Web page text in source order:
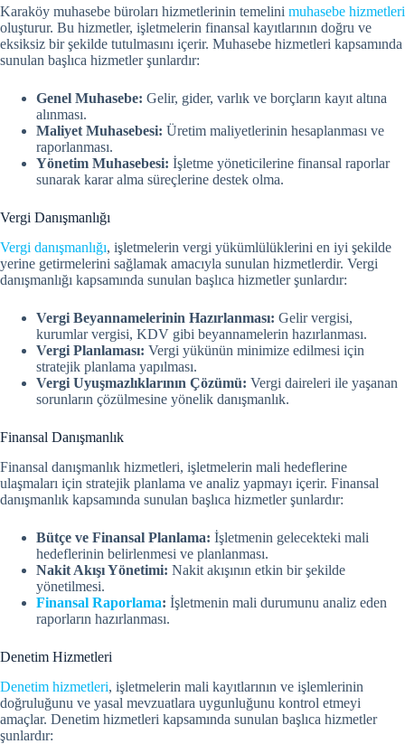
Karaköy muhasebe büroları hizmetlerinin temelini muhasebe hizmetleri
oluşturur. Bu hizmetler, işletmelerin finansal kayıtlarının doğru ve
eksiksiz bir şekilde tutulmasını içerir. Muhasebe hizmetleri kapsamında
sunulan başlıca hizmetler şunlardır:
Genel Muhasebe: Gelir, gider, varlık ve borçların kayıt altına
alınması.
Maliyet Muhasebesi: Üretim maliyetlerinin hesaplanması ve
raporlanması.
Yönetim Muhasebesi: İşletme yöneticilerine finansal raporlar
sunarak karar alma süreçlerine destek olma.
Vergi Danışmanlığı
Vergi danışmanlığı, işletmelerin vergi yükümlülüklerini en iyi şekilde
yerine getirmelerini sağlamak amacıyla sunulan hizmetlerdir. Vergi
danışmanlığı kapsamında sunulan başlıca hizmetler şunlardır:
Vergi Beyannamelerinin Hazırlanması: Gelir vergisi,
kurumlar vergisi, KDV gibi beyannamelerin hazırlanması.
Vergi Planlaması: Vergi yükünün minimize edilmesi için
stratejik planlama yapılması.
Vergi Uyuşmazlıklarının Çözümü: Vergi daireleri ile yaşanan
sorunların çözülmesine yönelik danışmanlık.
Finansal Danışmanlık
Finansal danışmanlık hizmetleri, işletmelerin mali hedeflerine
ulaşmaları için stratejik planlama ve analiz yapmayı içerir. Finansal
danışmanlık kapsamında sunulan başlıca hizmetler şunlardır:
Bütçe ve Finansal Planlama: İşletmenin gelecekteki mali
hedeflerinin belirlenmesi ve planlanması.
Nakit Akışı Yönetimi: Nakit akışının etkin bir şekilde
yönetilmesi.
Finansal Raporlama: İşletmenin mali durumunu analiz eden
raporların hazırlanması.
Denetim Hizmetleri
Denetim hizmetleri, işletmelerin mali kayıtlarının ve işlemlerinin
doğruluğunu ve yasal mevzuatlara uygunluğunu kontrol etmeyi
amaçlar. Denetim hizmetleri kapsamında sunulan başlıca hizmetler
şunlardır: